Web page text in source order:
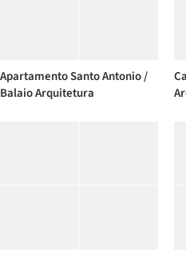
Apartamento Santo Antonio /
Balaio Arquitetura